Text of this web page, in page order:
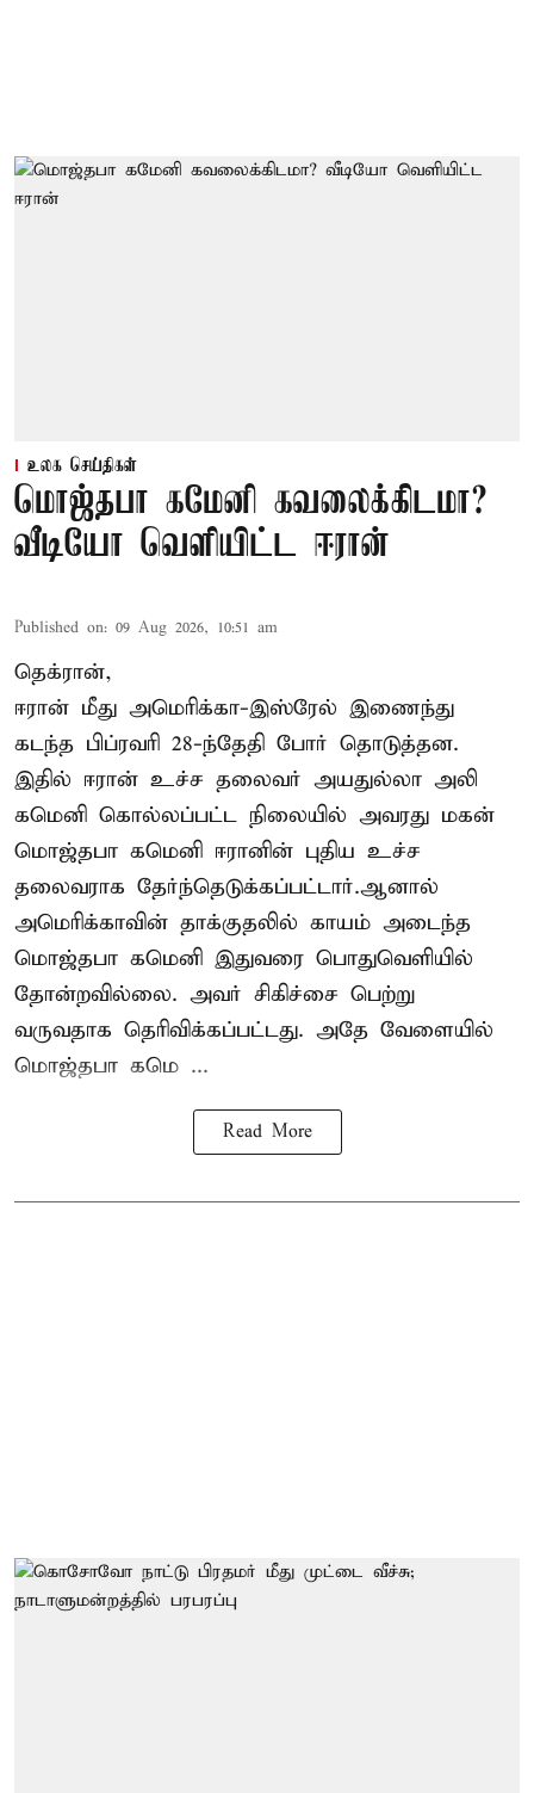
உலக செய்திகள்
மொஜ்தபா கமேனி கவலைக்கிடமா?
வீடியோ வெளியிட்ட ஈரான்
Published on: 09 Aug 2026, 10:51 am
தெக்ரான்,
ஈரான் மீது அமெரிக்கா-இஸ்ரேல் இணைந்து
கடந்த பிப்ரவரி 28-ந்தேதி போர் தொடுத்தன.
இதில் ஈரான் உச்ச தலைவர் அயதுல்லா அலி
கமெனி கொல்லப்பட்ட நிலையில் அவரது மகன்
மொஜ்தபா கமெனி ஈரானின் புதிய உச்ச
தலைவராக தேர்ந்தெடுக்கப்பட்டார்.ஆனால்
அமெரிக்காவின் தாக்குதலில் காயம் அடைந்த
மொஜ்தபா கமெனி இதுவரை பொதுவெளியில்
தோன்றவில்லை. அவர் சிகிச்சை பெற்று
வருவதாக தெரிவிக்கப்பட்டது. அதே வேளையில்
மொஜ்தபா கமெ ...
Read More